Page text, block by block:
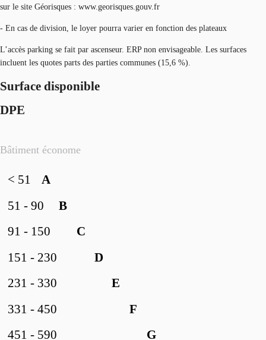
sur le site Géorisques : www.georisques.gouv.fr
- En cas de division, le loyer pourra varier en fonction des plateaux
L’accès parking se fait par ascenseur. ERP non envisageable. Les surfaces
incluent les quotes parts des parties communes (15,6 %).
Surface disponible
DPE
Bâtiment économe
A
< 51
B
51 - 90
C
91 - 150
D
151 - 230
E
231 - 330
F
331 - 450
G
451 - 590